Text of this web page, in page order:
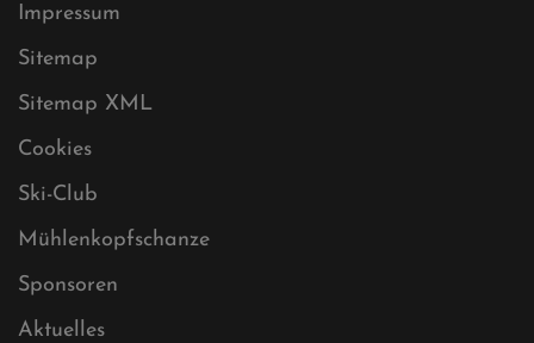
Impressum
Sitemap
Sitemap XML
Cookies
Ski-Club
Mühlenkopfschanze
Sponsoren
Aktuelles